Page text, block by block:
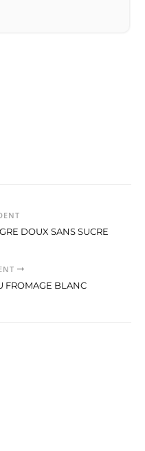
DOUX SANS SUCRE
FROMAGE BLANC